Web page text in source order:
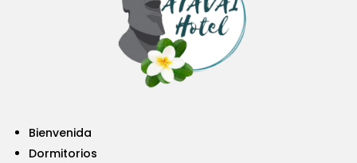
Bienvenida
Dormitorios